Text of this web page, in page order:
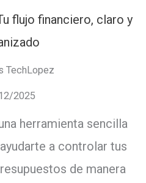
DebtFlow:
tarjetas,
no
dejes
que
flujo financiero, claro y
TechLopez
2025
herramienta sencilla
a controlar tus
de manera